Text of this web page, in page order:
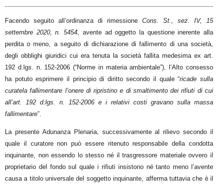
Facendo seguito all’ordinanza di rimessione Cons. St., sez. IV, 15
settembre 2020, n. 5454 , avente ad oggetto la questione inerente alla
perdita o meno, a seguito di dichiarazione di fallimento di una società,
degli obblighi giuridici cui era tenuta la società fallita medesima ex art.
192 d.lgs. n. 152-2006 (“Norme in materia ambientale”), l’Alto consesso
ha potuto esprimere il principio di diritto secondo il quale “ricade sulla
curatela fallimentare l’onere di ripristino e di smaltimento dei rifiuti di cui
all’art. 192 d.lgs. n. 152-2006 e i relativi costi gravano sulla massa
fallimentare”.
La presente Adunanza Plenaria, successivamente al rilievo secondo il
quale il curatore non può essere ritenuto responsabile della condotta
inquinante, non essendo lo stesso né il trasgressore materiale ovvero il
proprietario del fondo sul quale i rifiuti insistono né tanto meno l’avente
causa a titolo universale del soggetto inquinante, afferma tuttavia che è il